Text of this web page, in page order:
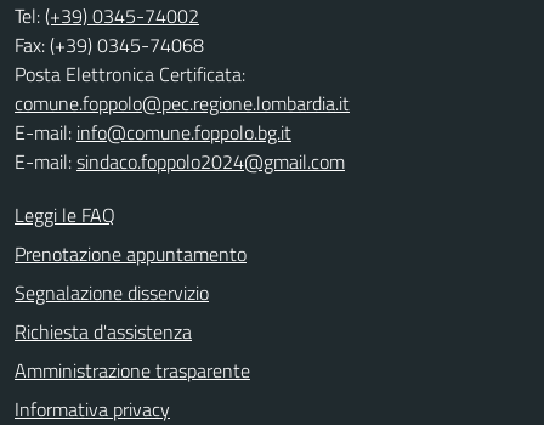
Tel:(+39) 0345-74002
Fax: (+39) 0345-74068
Posta Elettronica Certificata:
comune.foppolo@pec.regione.lombardia.it
E-mail: info@comune.foppolo.bg.it
E-mail:sindaco.foppolo2024@gmail.com
Leggi le FAQ
Prenotazione appuntamento
Segnalazione disservizio
Richiesta d'assistenza
Amministrazione trasparente
Informativa privacy